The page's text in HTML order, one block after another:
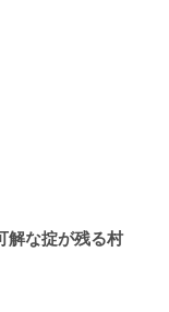
解な掟が残る村